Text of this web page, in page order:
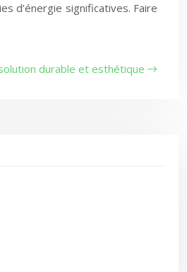
d’énergie significatives. Faire
durable et esthétique